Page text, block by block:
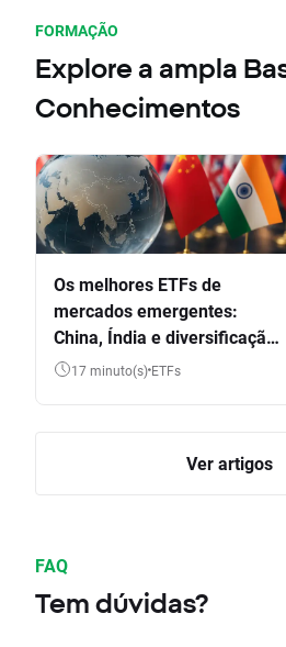
FORMAÇÃO
Explore a ampla
Conhecimentos
Os melhores ETFs de
mercados emergentes:
China, Índia e diversificação
global
17 minuto(s) ETFs
Ver artigos
FAQ
Tem dúvidas?